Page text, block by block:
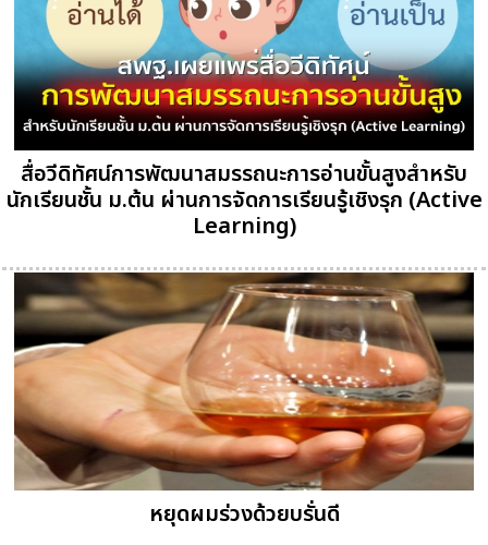
สื่อวีดิทัศน์การพัฒนาสมรรถนะการอ่านขั้นสูงสำหรับ
นักเรียนชั้น ม.ต้น ผ่านการจัดการเรียนรู้เชิงรุก (Active
Learning)
หยุดผมร่วงด้วยบรั่นดี